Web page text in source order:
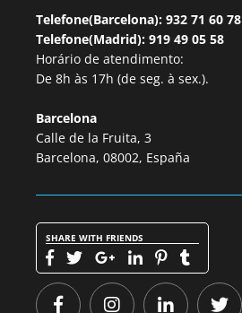
Telefone(Barcelona): 932 71 60 78
Telefone(Madrid): 919 49 05 58
Horário de atendimento:
De 8h às 17h (de seg. à sex.).
Barcelona
Calle de la Fruita, 3
Barcelona, 08002, España
SHARE WITH FRIENDS